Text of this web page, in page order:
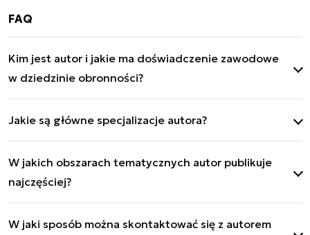
FAQ
Kim jest autor i jakie ma doświadczenie zawodowe
w dziedzinie obronności?
latami w dziennikarstwie wojskowym i inżynierii
stoczniowej/offshore. Współpracuje z mediami
specjalistycznymi od lat 90. XX w.
Jakie są główne specjalizacje autora?
Ukrainy, Białorusi, Chin; marynarka wojenna,
przemysł stoczniowy i offshore.
W jakich obszarach tematycznych autor publikuje
najczęściej?
marynarce wojennej, geopolityce i technologiach
W jaki sposób można skontaktować się z autorem